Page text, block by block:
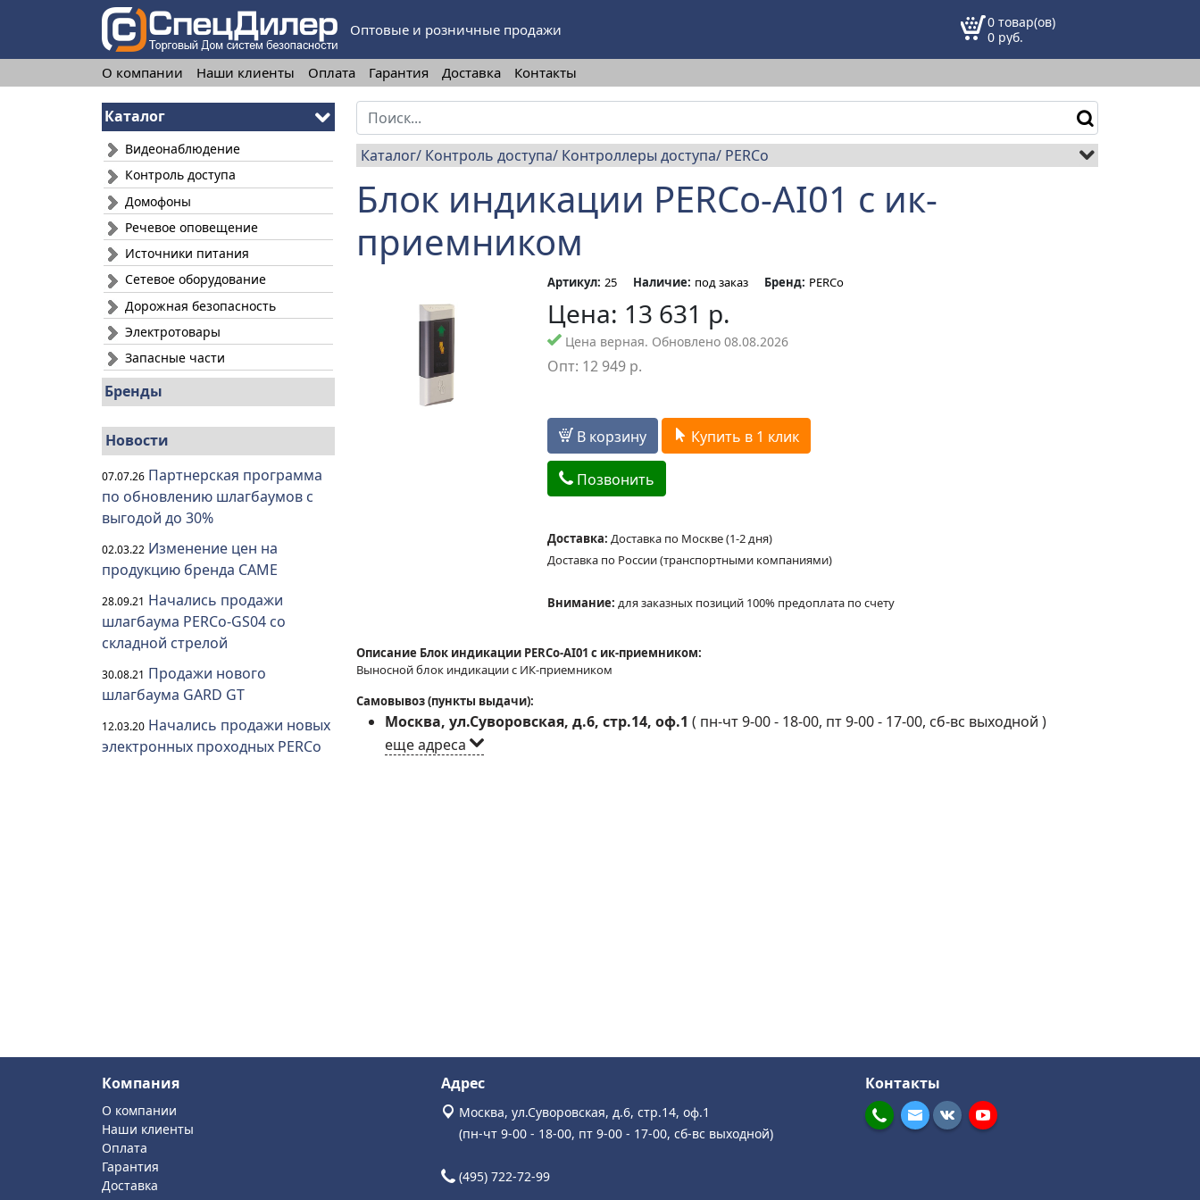
Оптовые и розничные продажи
0 товар(ов)
0 руб.
О компании Наши клиенты Оплата Гарантия Доставка Контакты
Каталог
Видеонаблюдение
Контроль доступа
Домофоны
Речевое оповещение
Источники питания
Сетевое оборудование
Дорожная безопасность
Электротовары
Запасные части
Бренды
Новости
07.07.26 Партнерская программа
по обновлению шлагбаумов с
выгодой до 30%
02.03.22 Изменение цен на
продукцию бренда CAME
28.09.21 Начались продажи
шлагбаума PERCo-GS04 со
складной стрелой
30.08.21 Продажи нового
шлагбаума GARD GT
12.03.20 Начались продажи новых
электронных проходных PERCo
Каталог Контроль доступа Контроллеры доступа PERCo
Блок индикации PERCo-AI01 с ик-
приемником
Артикул: 25 Наличие: под заказ Бренд: PERCo
Цена: 13 631 р.
Цена верная. Обновлено 08.08.2026
Опт: 12 949р.
В корзину Купить в 1 клик
Позвонить
Доставка: Доставка по Москве (1-2 дня)
Доставка по России (транспортными компаниями)
Внимание: для заказных позиций 100% предоплата по счету
Описание Блок индикации PERCo-AI01 с ик-приемником:
Выносной блок индикации с ИК-приемником
Самовывоз (пункты выдачи):
Москва, ул.Суворовская, д.6, стр.14, оф.1 ( пн-чт 9-00 - 18-00, пт 9-00 - 17-00, сб-вс выходной )
еще адреса
Компания
О компании
Наши клиенты
Оплата
Гарантия
Доставка
Адрес
Москва, ул.Суворовская, д.6, стр.14, оф.1
(пн-чт 9-00 - 18-00, пт 9-00 - 17-00, сб-вс выходной)
(495) 722-72-99
Контакты